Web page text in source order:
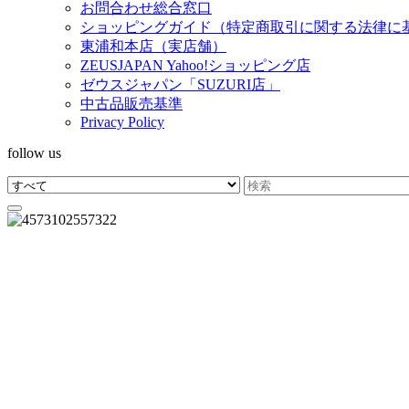
お問合わせ総合窓口
ショッピングガイド（特定商取引に関する法律に
東浦和本店（実店舗）
ZEUSJAPAN Yahoo!ショッピング店
ゼウスジャパン「SUZURI店」
中古品販売基準
Privacy Policy
follow us